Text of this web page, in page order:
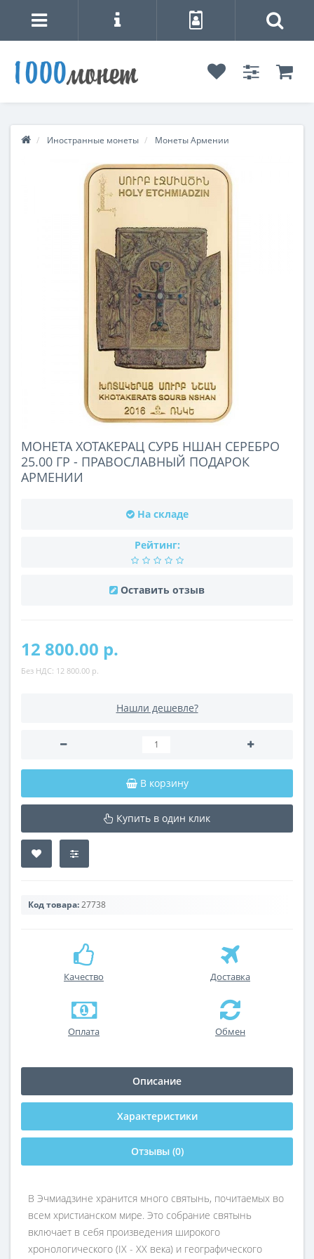
Иностранные монеты Монеты Армении
МОНЕТА ХОТАКЕРАЦ СУРБ НШАН СЕРЕБРО
25.00 ГР - ПРАВОСЛАВНЫЙ ПОДАРОК
АРМЕНИИ
На складе
Рейтинг:
Оставить отзыв
12 800.00 р.
Без НДС: 12 800.00 р.
Нашли дешевле?
В корзину
Купить в один клик
Код товара:27738
Качество Доставка
Оплата Обмен
Описание
Характеристики
Отзывы (0)
В Эчмиадзине хранится много святынь, почитаемых во
всем христианском мире. Это собрание святынь
включает в себя произведения широкого
хронологического (IX - XX века) и географического